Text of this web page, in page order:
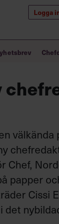
Logga
ledare
välkända
Chef,
papper
Cissi
det